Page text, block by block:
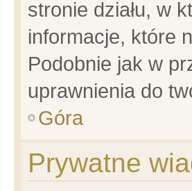
stronie działu, w
informacje, które
Podobnie jak w
uprawnienia do
Góra
Prywatne